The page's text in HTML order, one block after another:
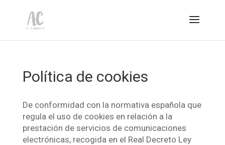
Política de cookies
De conformidad con la normativa española que
regula el uso de cookies en relación a la
prestación de servicios de comunicaciones
electrónicas, recogida en el Real Decreto Ley